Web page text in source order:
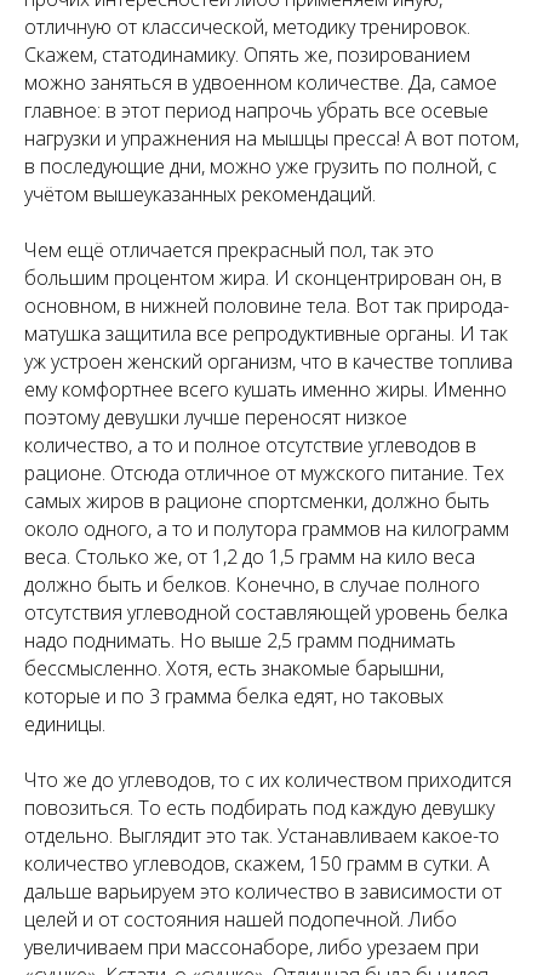
отличную от классической, методику тренировок.
Скажем, статодинамику. Опять же, позированием
можно заняться в удвоенном количестве. Да, самое
главное: в этот период напрочь убрать все осевые
нагрузки и упражнения на мышцы пресса! А вот потом,
в последующие дни, можно уже грузить по полной, с
учётом вышеуказанных рекомендаций.
Чем ещё отличается прекрасный пол, так это
большим процентом жира. И сконцентрирован он, в
основном, в нижней половине тела. Вот так природа-
матушка защитила все репродуктивные органы. И так
уж устроен женский организм, что в качестве топлива
ему комфортнее всего кушать именно жиры. Именно
поэтому девушки лучше переносят низкое
количество, а то и полное отсутствие углеводов в
рационе. Отсюда отличное от мужского питание. Тех
самых жиров в рационе спортсменки, должно быть
около одного, а то и полутора граммов на килограмм
веса. Столько же, от 1,2 до 1,5 грамм на кило веса
должно быть и белков. Конечно, в случае полного
отсутствия углеводной составляющей уровень белка
надо поднимать. Но выше 2,5 грамм поднимать
бессмысленно. Хотя, есть знакомые барышни,
которые и по 3 грамма белка едят, но таковых
единицы.
Что же до углеводов, то с их количеством приходится
повозиться. То есть подбирать под каждую девушку
отдельно. Выглядит это так. Устанавливаем какое-то
количество углеводов, скажем, 150 грамм в сутки. А
дальше варьируем это количество в зависимости от
целей и от состояния нашей подопечной. Либо
увеличиваем при массонаборе, либо урезаем при